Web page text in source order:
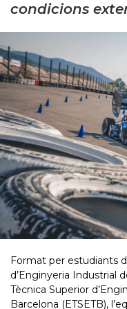
condicions
Format per estudiants
d’Enginyeria Industrial
Tècnica Superior
Barcelona (ETSETB),